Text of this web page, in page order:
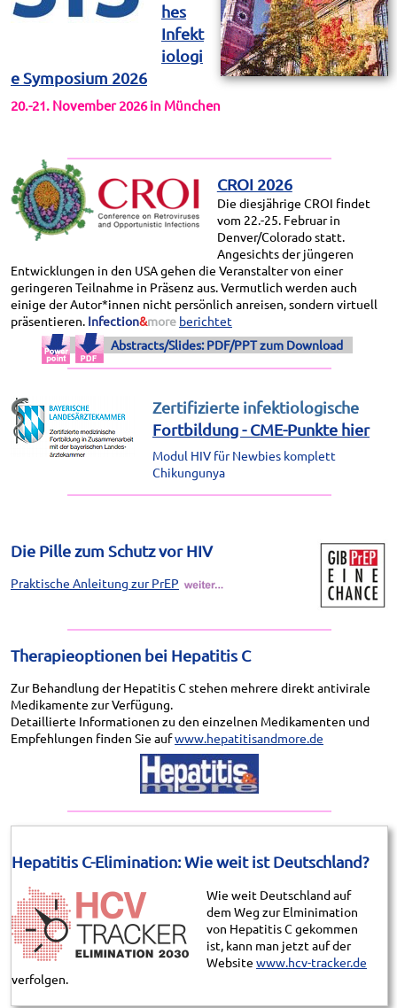
hes
Infekt
iologi
e Symposium 2026
20.-21. November 2026 in München
CROI 2026
Die diesjährige CROI findet
vom 22.-25. Februar in
Denver/Colorado statt.
Angesichts der jüngeren
Entwicklungen in den USA gehen die Veranstalter von einer
geringeren Teilnahme in Präsenz aus. Vermutlich werden auch
einige der Autor*innen nicht persönlich anreisen, sondern virtuell
präsentieren. Infection&more berichtet
Abstracts/Slides: PDF/PPT zum Download
Zertifizierte infektiologische
Fortbildung - CME-Punkte hier
Modul HIV für Newbies komplett
Chikungunya
Die Pille zum Schutz vor HIV
Praktische Anleitung zur PrEP
Therapieoptionen bei Hepatitis C
Zur Behandlung der Hepatitis C stehen mehrere direkt antivirale
Medikamente zur Verfügung.
Detaillierte Informationen zu den einzelnen Medikamenten und
Empfehlungen finden Sie aufwww.hepatitisandmore.de
Hepatitis C-Elimination: Wie weit ist Deutschland?
Wie weit Deutschland auf
dem Weg zur Elminimation
von Hepatitis C gekommen
ist, kann man jetzt auf der
Website www.hcv-tracker.de
verfolgen.